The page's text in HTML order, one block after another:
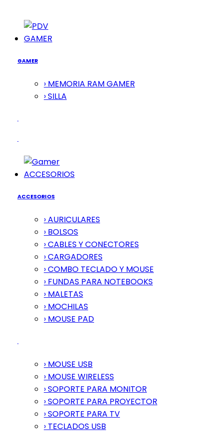
GAMER
GAMER
› MEMORIA RAM GAMER
› SILLA
ACCESORIOS
ACCESORIOS
› AURICULARES
› BOLSOS
› CABLES Y CONECTORES
› CARGADORES
› COMBO TECLADO Y MOUSE
› FUNDAS PARA NOTEBOOKS
› MALETAS
› MOCHILAS
› MOUSE PAD
› MOUSE USB
› MOUSE WIRELESS
› SOPORTE PARA MONITOR
› SOPORTE PARA PROYECTOR
› SOPORTE PARA TV
› TECLADOS USB